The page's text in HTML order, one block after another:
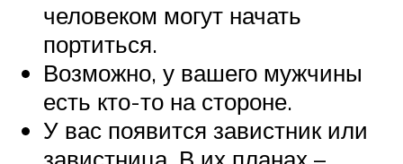
человеком могут начать
портиться.
Возможно, у вашего мужчины
есть кто-то на стороне.
У вас появится завистник или